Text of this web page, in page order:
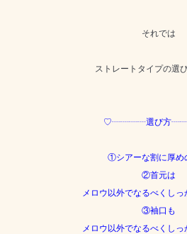
それでは
ストレートタイプの選
♡┈┈┈┈選び方
①シアーな割に厚め
②首元は
メロウ以外でなるべくしっ
③袖口も
メロウ以外でなるべくしっ